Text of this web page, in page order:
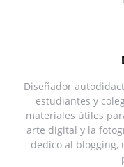
Diseñador
estudiantes y
materiales útiles
arte digital y la
dedico al blogging,